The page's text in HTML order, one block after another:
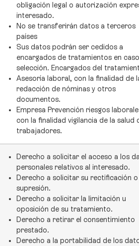
obligación legal o autorización
interesado.
No se transferirán datos a terceros
países
Sus datos podrán ser cedidos a
encargados de tratamientos en
selección. Encargados del
Asesoría laboral, con la finalidad de
redacción de nóminas y otros
documentos.
Empresa Prevención riesgos
con la finalidad vigilancia de la salud
trabajadores.
Derecho a solicitar el acceso a los
personales relativos al interesado.
Derecho a solicitar su rectificación o
supresión.
Derecho a solicitar la limitación u
oposición de su tratamiento.
Derecho a retirar el consentimiento
prestado.
Derecho a la portabilidad de los